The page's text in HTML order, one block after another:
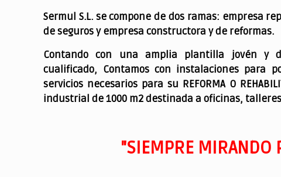
Sermul S.L. se compone de dos ramas: empresa
de seguros y empresa constructora y de reformas.
Contando con una amplia plantilla jovén y
cualificado, Contamos con instalaciones para
servicios necesarios para su REFORMA O
industrial de 1000 m2 destinada a oficinas,
"SIEMPRE MIRANDO